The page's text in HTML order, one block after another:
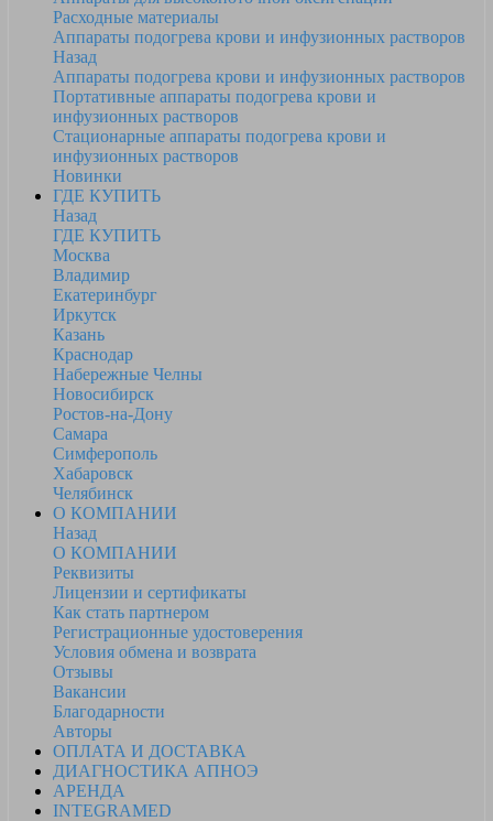
Расходные материалы
Аппараты подогрева крови и инфузионных растворов
Назад
Аппараты подогрева крови и инфузионных растворов
Портативные аппараты подогрева крови и
инфузионных растворов
Стационарные аппараты подогрева крови и
инфузионных растворов
Новинки
ГДЕ КУПИТЬ
Назад
ГДЕ КУПИТЬ
Москва
Владимир
Екатеринбург
Иркутск
Казань
Краснодар
Набережные Челны
Новосибирск
Ростов-на-Дону
Самара
Симферополь
Хабаровск
Челябинск
О КОМПАНИИ
Назад
О КОМПАНИИ
Реквизиты
Лицензии и сертификаты
Как стать партнером
Регистрационные удостоверения
Условия обмена и возврата
Отзывы
Вакансии
Благодарности
Авторы
ОПЛАТА И ДОСТАВКА
ДИАГНОСТИКА АПНОЭ
АРЕНДА
INTEGRAMED